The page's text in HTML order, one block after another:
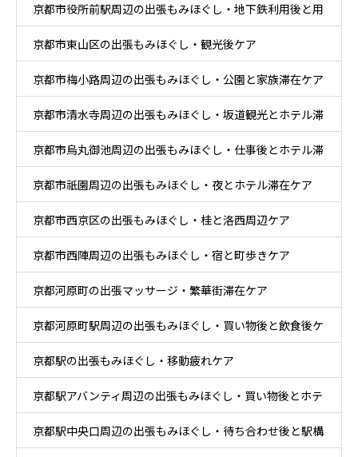
京都市役所前駅周辺の出張もみほぐし・地下鉄利用後と用
事後ケア
京都市東山区の出張もみほぐし・観光後ケア
京都市梅小路周辺の出張もみほぐし・公園と家族滞在ケア
京都市清水寺周辺の出張もみほぐし・坂道観光とホテル滞
在ケア
京都市烏丸御池周辺の出張もみほぐし・仕事後とホテル滞
在ケア
京都市祇園周辺の出張もみほぐし・夜とホテル滞在ケア
京都市西京区の出張もみほぐし・桂と洛西周辺ケア
京都市西陣周辺の出張もみほぐし・宿と町歩きケア
京都河原町の出張マッサージ・繁華街滞在ケア
京都河原町駅周辺の出張もみほぐし・買い物後と飲食後ケ
ア
京都駅の出張もみほぐし・移動疲れケア
京都駅アバンティ周辺の出張もみほぐし・買い物後とホテ
ル休息ケア
京都駅中央口周辺の出張もみほぐし・待ち合わせ後と駅構